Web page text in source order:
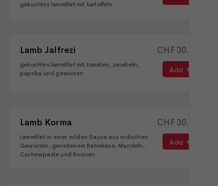
gekochtes lammfilet mit kartoffeln
Lamb Jalfrezi
gekochtes lammfilet mit tomaten, zwiebeln,
paprika und gewürzen
CHF30.00
Add
Lamb Korma
Lammfilet in einer milden Sauce aus indischen
Gewürzen, geriebenem Rahmkäse, Mandeln,
Cashewpaste und Rosinen
CHF30.50
Add